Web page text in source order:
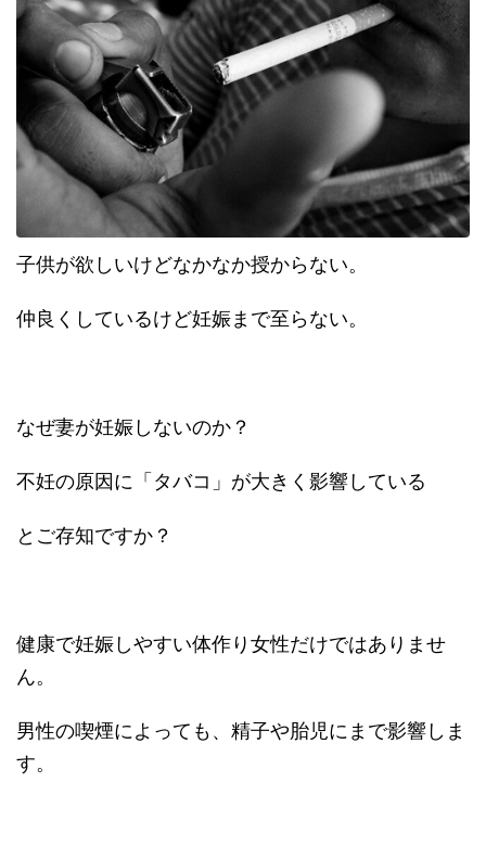
子供が欲しいけどなかなか授からない。
仲良くしているけど妊娠まで至らない。
なぜ妻が妊娠しないのか？
不妊の原因に「タバコ」が大きく影響している
とご存知ですか？
健康で妊娠しやすい体作り女性だけではありませ
ん。
男性の喫煙によっても、精子や胎児にまで影響しま
す。